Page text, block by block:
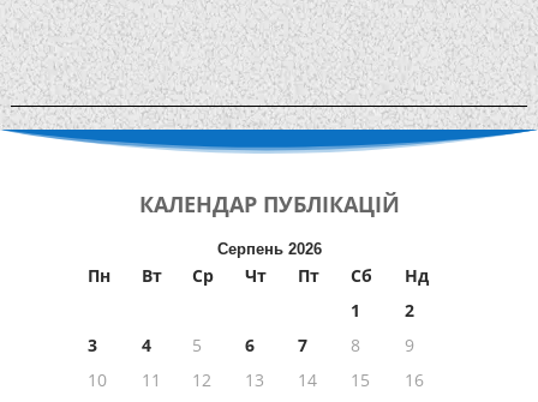
КАЛЕНДАР ПУБЛІКАЦІЙ
Серпень 2026
Пн Вт Ср Чт Пт Сб
Нд
1
2
3
4 5 6 7 8
9
10
11 12 13 14 15
16